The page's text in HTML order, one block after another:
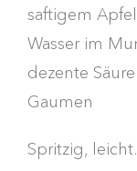
saftigem
Wasser im
dezente
Gaumen
Spritzig, leicht.